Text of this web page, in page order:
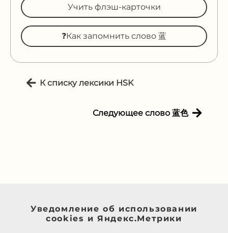
Учить флэш-карточки
❓Как запомнить слово 蓝
К списку лексики HSK
Следующее слово 蓝色
Уведомление об использовании
cookies и Яндекс.Метрики